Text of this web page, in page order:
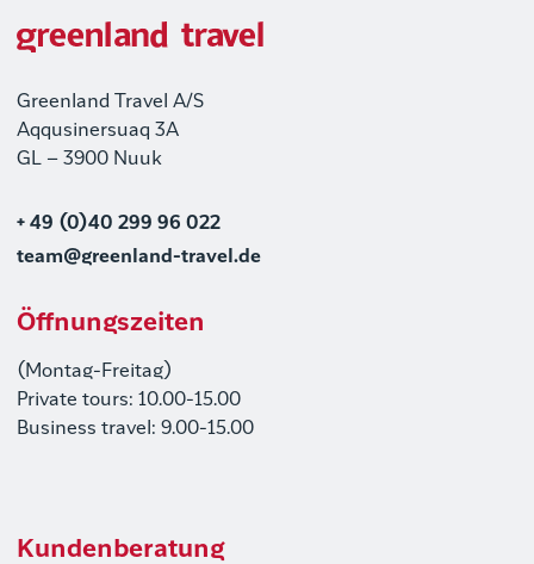
Greenland Travel A/S
Aqqusinersuaq 3A
GL – 3900 Nuuk
+ 49 (0)40 299 96 022
team@greenland-travel.de
Öffnungszeiten
(Montag-Freitag)
Private tours: 10.00-15.00
Business travel: 9.00-15.00
Kundenberatung